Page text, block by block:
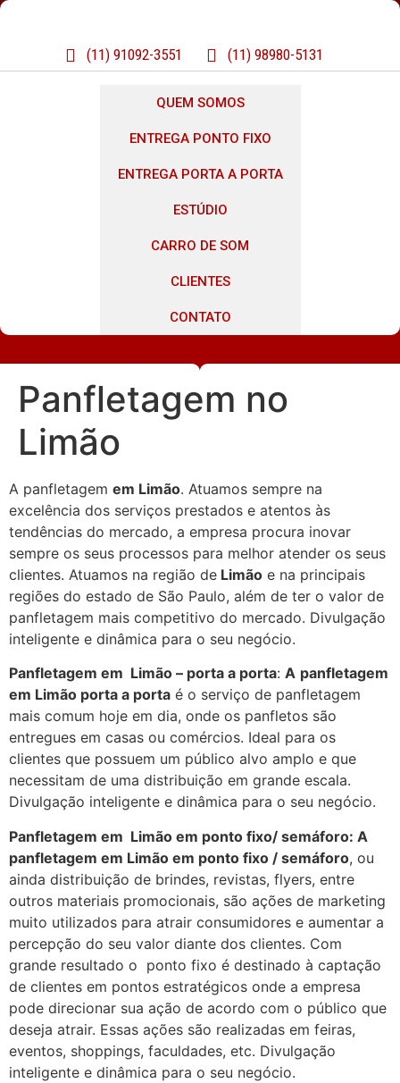
(11) 91092-3551 (11) 98980-5131
QUEM SOMOS
ENTREGA PONTO FIXO
ENTREGA PORTA A PORTA
ESTÚDIO
CARRO DE SOM
CLIENTES
CONTATO
Panfletagem no
Limão
A panfletagem em Limão. Atuamos sempre na
excelência dos serviços prestados e atentos às
tendências do mercado, a empresa procura inovar
sempre os seus processos para melhor atender os seus
clientes. Atuamos na região de Limão e na principais
regiões do estado de São Paulo, além de ter o valor de
panfletagem mais competitivo do mercado. Divulgação
inteligente e dinâmica para o seu negócio.
Panfletagem em Limão – porta a porta: A panfletagem
em Limão porta a porta é o serviço de panfletagem
mais comum hoje em dia, onde os panfletos são
entregues em casas ou comércios. Ideal para os
clientes que possuem um público alvo amplo e que
necessitam de uma distribuição em grande escala.
Divulgação inteligente e dinâmica para o seu negócio.
Panfletagem em Limão em ponto fixo/ semáforo: A
panfletagem em Limão em ponto fixo / semáforo, ou
ainda distribuição de brindes, revistas, flyers, entre
outros materiais promocionais, são ações de marketing
muito utilizados para atrair consumidores e aumentar a
percepção do seu valor diante dos clientes. Com
grande resultado o ponto fixo é destinado à captação
de clientes em pontos estratégicos onde a empresa
pode direcionar sua ação de acordo com o público que
deseja atrair. Essas ações são realizadas em feiras,
eventos, shoppings, faculdades, etc. Divulgação
inteligente e dinâmica para o seu negócio.